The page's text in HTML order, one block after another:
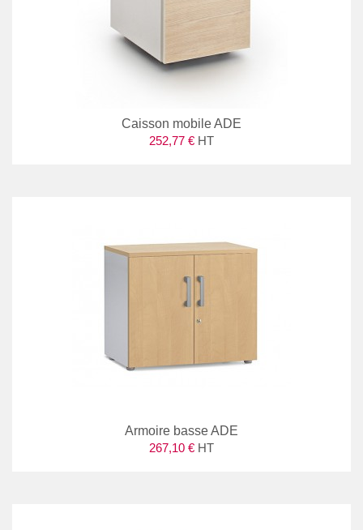
Caisson mobile ADE
252,77 € HT
Armoire basse ADE
267,10 € HT